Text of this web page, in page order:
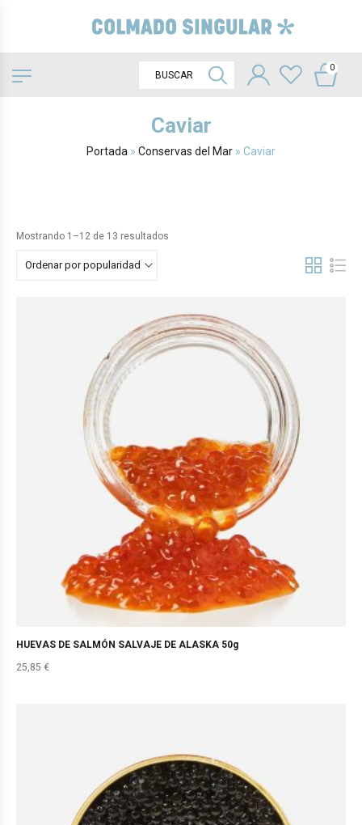
0
Caviar
Portada » Conservas del Mar » Caviar
Mostrando 1–12 de 13 resultados
Ordenar por popularidad
HUEVAS DE SALMÓN SALVAJE DE ALASKA 50g
25,85 €